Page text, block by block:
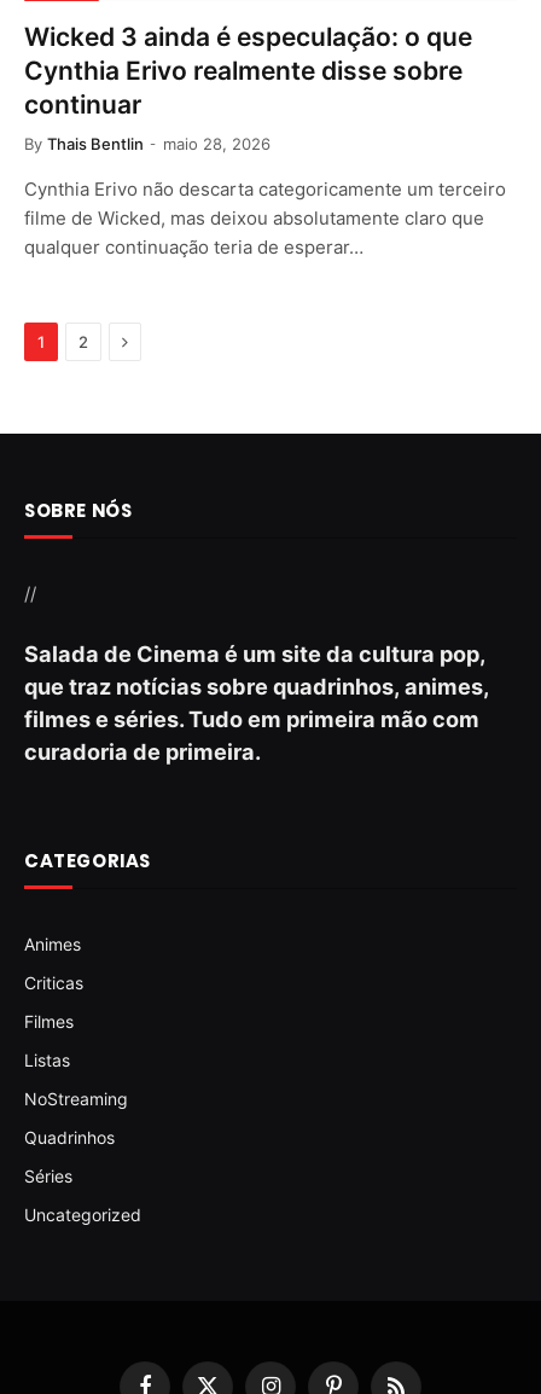
Wicked 3 ainda é especulação: o que
Cynthia Erivo realmente disse sobre
continuar
By Thais Bentlin maio 28, 2026
Cynthia Erivo não descarta categoricamente um terceiro
filme de Wicked, mas deixou absolutamente claro que
qualquer continuação teria de esperar…
1 2 Next
SOBRE NÓS
//
Salada de Cinema é um site da cultura pop,
que traz notícias sobre quadrinhos, animes,
filmes e séries. Tudo em primeira mão com
curadoria de primeira.
CATEGORIAS
Animes
Criticas
Filmes
Listas
NoStreaming
Quadrinhos
Séries
Uncategorized